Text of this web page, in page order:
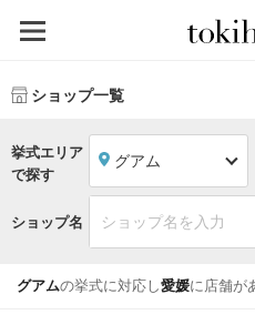
ショップ一覧
挙式エリア
で探す
グアム
ショップ名
グアムの挙式に対応し愛媛に店舗が